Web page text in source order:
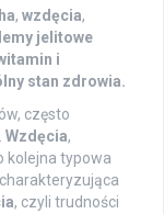
, wzdęcia,
jelitowe
i
stan zdrowia.
często
Wzdęcia,
kolejna typowa
, czyli trudności